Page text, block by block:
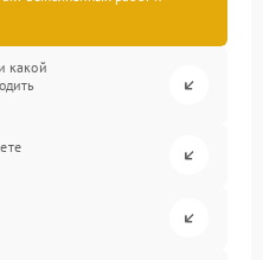
какой